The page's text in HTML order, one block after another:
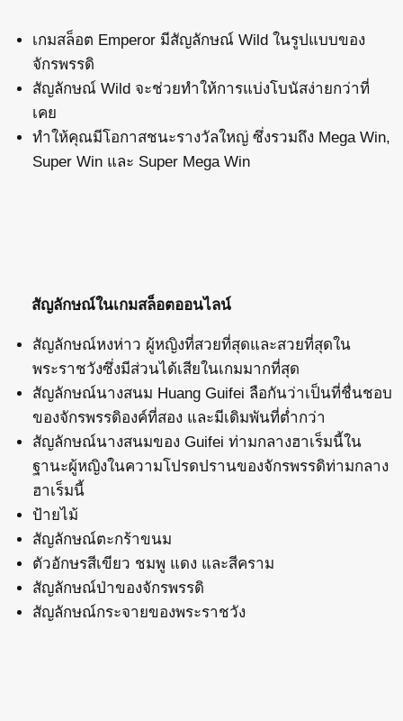
เกมสล็อต Emperor มีสัญลักษณ์ Wild ในรูปแบบของ
จักรพรรดิ
สัญลักษณ์ Wild จะช่วยทำให้การแบ่งโบนัสง่ายกว่าที่
เคย
ทำให้คุณมีโอกาสชนะรางวัลใหญ่ ซึ่งรวมถึง Mega Win,
Super Win และ Super Mega Win
สัญลักษณ์ในเกมสล็อตออนไลน์
สัญลักษณ์หงห่าว ผู้หญิงที่สวยที่สุดและสวยที่สุดใน
พระราชวังซึ่งมีส่วนได้เสียในเกมมากที่สุด
สัญลักษณ์นางสนม Huang Guifei ลือกันว่าเป็นที่ชื่นชอบ
ของจักรพรรดิองค์ที่สอง และมีเดิมพันที่ต่ำกว่า
สัญลักษณ์นางสนมของ Guifei ท่ามกลางฮาเร็มนี้ใน
ฐานะผู้หญิงในความโปรดปรานของจักรพรรดิท่ามกลาง
ฮาเร็มนี้
ป้ายไม้
สัญลักษณ์ตะกร้าขนม
ตัวอักษรสีเขียว ชมพู แดง และสีคราม
สัญลักษณ์ป่าของจักรพรรดิ
สัญลักษณ์กระจายของพระราชวัง